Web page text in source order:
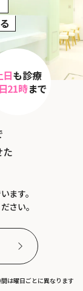
日も診療
21時まで
ます。
さい。
は曜日ごとに異なります